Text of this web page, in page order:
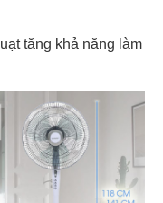
tăng khả năng làm